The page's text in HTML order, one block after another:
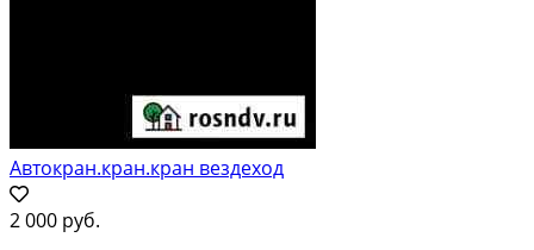
Автокран.кран.кран вездеход
2 000 руб.